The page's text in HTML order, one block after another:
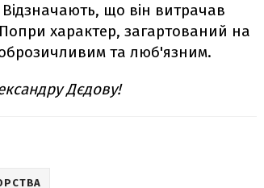
що він витрачав
характер, загартований на
та люб'язним.
Дєдову!